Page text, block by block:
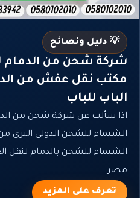
💡 دليل ونصائح
مكتب نقل عفش من
الباب للباب
اذا سألت عن شركة شحن من
الشيماء للشحن الدولى البرى
الشيماء للشحن بالدمام لنقل
مصر...
تعرف على المزيد